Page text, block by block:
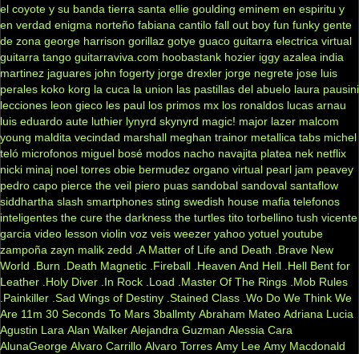
el coyote y su banda tierra santa ellie goulding eminem en espiritu y
en verdad enigma norteño fabiana cantilo fall out boy fun funky gente
de zona george harrison gorillaz gotye guaco guitarra electrica virtual
guitarra tango guitarraviva.com hoobastank hozier iggy azalea india
martinez jaguares john fogerty jorge drexler jorge negrete jose luis
perales koko korg la cuca la union las pastillas del abuelo laura pausini
lecciones leon gieco les paul los primos mx los ronaldos lucas arnau
luis eduardo aute luthier lynyrd skynyrd magic! major lazer malcom
young maldita vecindad marshall meghan trainor metallica tabs michel
teló microfonos miguel bosé modos nacho navajita platea nek netflix
nicki minaj noel torres obie bermudez organo virtual pearl jam peavey
pedro capo pierce the veil piero puas sandobal sandoval santaflow
siddhartha slash smartphones sting swedish house mafia telefonos
inteligentes the cure the darkness the turtles tito torbellino tush vicente
garcia video lesson violin voz veis weezer yahoo yotuel youtube
zampoña zayn malik zedd .A Matter of Life and Death
.Brave New
World
.Burn .Death Magnetic .Fireball .Heaven And Hell .Hell Bent for
Leather .Holy Diver .In Rock .Load .Master Of The Rings .Mob Rules
.Painkiller .Sad Wings of Destiny .Stained Class .Wo Do We Think We
Are 11m 30 Seconds To Mars 3ballmty Abraham Mateo Adriana Lucia
Agustin Lara Alan Walker Alejandra Guzman Alessia Cara
AlunaGeorge Alvaro Carrillo Alvaro Torres Amy Lee Amy Macdonald